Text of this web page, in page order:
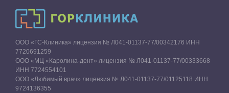
ООО «ГС-Клиника» лицензия № Л041-01137-77/00342176 ИНН
7720691259
ООО «МЦ «Каролина-дент» лицензия № Л041-01137-77/00333668
ИНН 7724554101
ООО «Любимый врач» лицензия № Л041-01137-77/01125118 ИНН
9724136355